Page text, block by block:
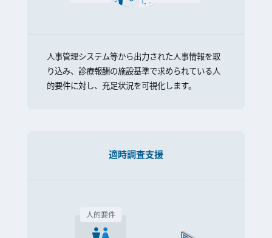
人事管理システム等から出力された人事情報を取
り込み、診療報酬の施設基準で求められている人
的要件に対し、充足状況を可視化します。
適時調査支援